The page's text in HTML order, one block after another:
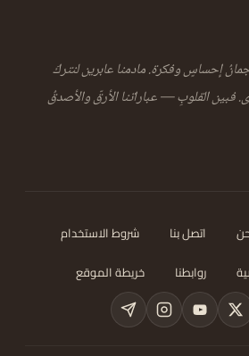
إحساسٍ وفكرة. مادمنا عابرين لنتركَ
فبين القلوبِ — عباراتنا الأرقّ والأصدقُ
اتصل بنا
شروط الاستخدام
روابطنا خريطة الموقع